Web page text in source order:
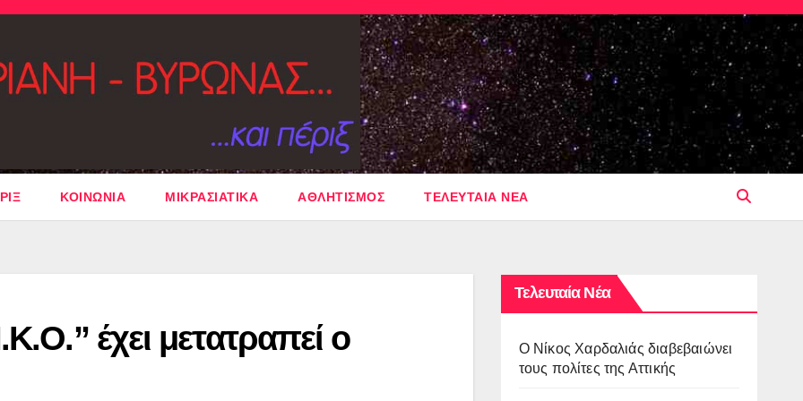
ΚΟΙΝΩΝΙΑ ΜΙΚΡΑΣΙΑΤΙΚΑ ΑΘΛΗΤΙΣΜΟΣ ΤΕΛΕΥΤΑΙΑ ΝΕΑ
έχει μετατραπεί ο
Τελευταία Νέα
O Νίκος Χαρδαλιάς διαβεβαιώνει
τους πολίτες της Αττικής